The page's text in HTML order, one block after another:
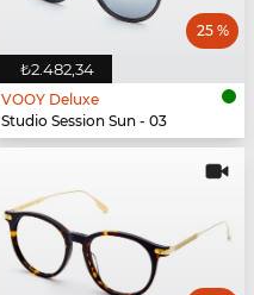
₺2.482,34
25 %
VOOY Deluxe
Studio Session Sun - 03